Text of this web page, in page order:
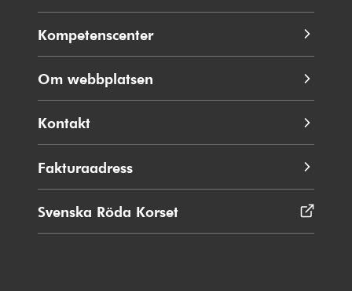
Kompetenscenter
Om webbplatsen
Kontakt
Fakturaadress
Svenska Röda Korset
i